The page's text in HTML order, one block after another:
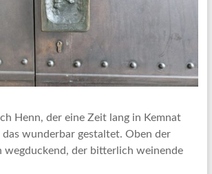
Henn, der eine Zeit lang in Kemnat
wunderbar gestaltet. Oben der
wegduckend, der bitterlich weinende